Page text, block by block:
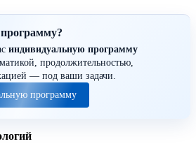
индивидуальную программу
продолжительностью,
— под ваши задачи.
программу